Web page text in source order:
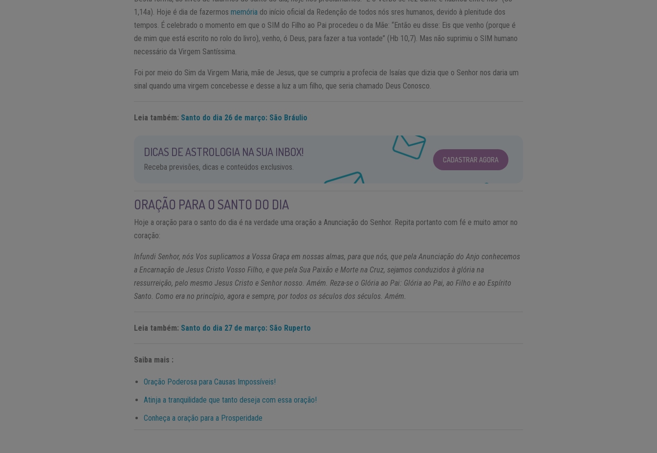
1,14a). Hoje é dia de fazermosmemória do início oficial da Redenção de todos nós sres humanos, devido à plenitude dos
tempos. É celebrado o momento em que o SIM do Filho ao Pai procedeu o da Mãe: “Então eu disse: Eis que venho (porque é
de mim que está escrito no rolo do livro), venho, ó Deus, para fazer a tua vontade” (Hb 10,7). Mas não suprimiu o SIM humano
necessário da Virgem Santíssima.
Foi por meio do Sim da Virgem Maria, mãe de Jesus, que se cumpriu a profecia de Isaías que dizia que o Senhor nos daria um
sinal quando uma virgem concebesse e desse a luz a um filho, que seria chamado Deus Conosco.
Leia também: Santo do dia 26 de março: São Bráulio
DICAS DE ASTROLOGIA NA SUA INBOX!
Receba previsões, dicas e conteúdos exclusivos.
CADASTRAR AGORA
ORAÇÃO PARA O SANTO DO DIA
Hoje a oração para o santo do dia é na verdade uma oração a Anunciação do Senhor. Repita portanto com fé e muito amor no
coração:
Infundi Senhor, nós Vos suplicamos a Vossa Graça em nossas almas, para que nós, que pela Anunciação do Anjo conhecemos
a Encarnação de Jesus Cristo Vosso Filho, e que pela Sua Paixão e Morte na Cruz, sejamos conduzidos à glória na
ressurreição, pelo mesmo Jesus Cristo e Senhor nosso. Amém. Reza-se o Glória ao Pai: Glória ao Pai, ao Filho e ao Espírito
Santo. Como era no princípio, agora e sempre, por todos os séculos dos séculos. Amém.
Leia também: Santo do dia 27 de março: São Ruperto
Saiba mais :
Oração Poderosa para Causas Impossíveis!
Atinja a tranquilidade que tanto deseja com essa oração!
Conheça a oração para a Prosperidade